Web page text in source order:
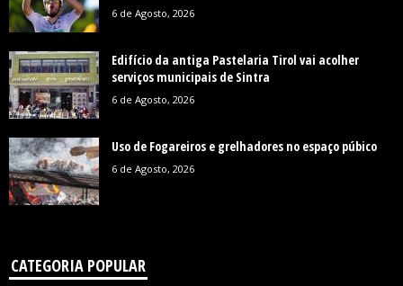
6 de Agosto, 2026
Edifício da antiga Pastelaria Tirol vai acolher
serviços municipais de Sintra
6 de Agosto, 2026
Uso de Fogareiros e grelhadores no espaço púbico
6 de Agosto, 2026
CATEGORIA POPULAR